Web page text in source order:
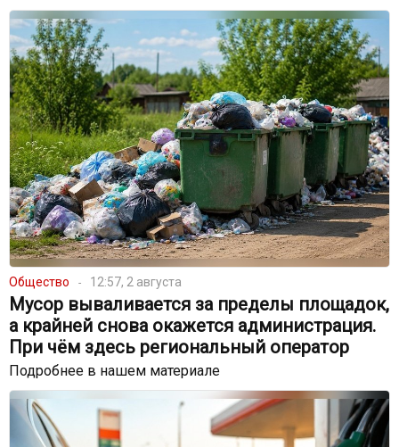
Общество 12:57, 2 августа
Мусор вываливается за пределы площадок,
а крайней снова окажется администрация.
При чём здесь региональный оператор
Подробнее в нашем материале